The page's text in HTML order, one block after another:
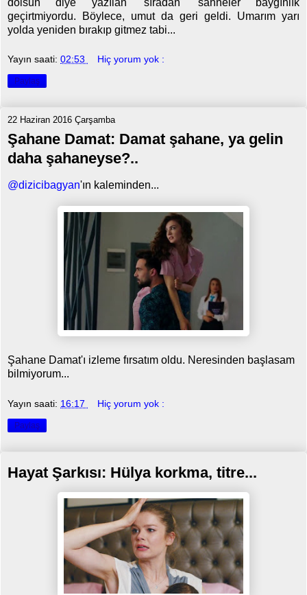
geçirtmiyordu. Böylece, umut da geri geldi. Umarım yarı
yolda yeniden bırakıp gitmez tabi...
Yayın saati: 02:53 Hiç yorum yok :
Paylaş
22 Haziran 2016 Çarşamba
Şahane Damat: Damat şahane, ya gelin
daha şahaneyse?..
@dizicibagyan'ın kaleminden...
Şahane Damat'ı izleme fırsatım oldu. Neresinden başlasam
bilmiyorum...
Yayın saati: 16:17 Hiç yorum yok :
Paylaş
Hayat Şarkısı: Hülya korkma, titre...